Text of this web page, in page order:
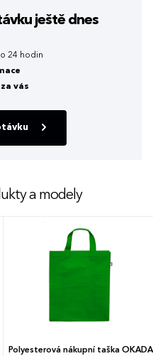
ještě dnes
24 hodin
vás
a modely
Polyesterová nákupní taška OKADA